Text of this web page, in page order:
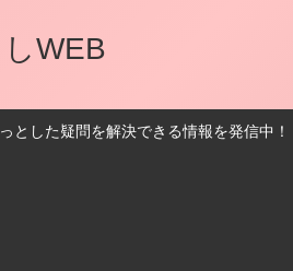
WEB
とした疑問を解決できる情報を発信中！